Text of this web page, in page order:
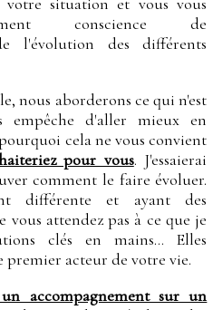
situation et vous vous
conscience de
l'évolution des différents
nous aborderons ce qui n'est
empêche d'aller mieux en
cela ne vous convient
pour vous. J'essaierai
comment le faire évoluer.
différente et ayant des
vous attendez pas à ce que je
clés en mains... Elles
premier acteur de votre vie.
un accompagnement sur un